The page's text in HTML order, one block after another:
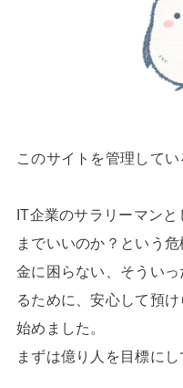
このサイトを管理してい
IT企業のサラリーマンと
までいいのか？という
金に困らない、そうい
るために、安心して預
始めました。
まずは億り人を目標に